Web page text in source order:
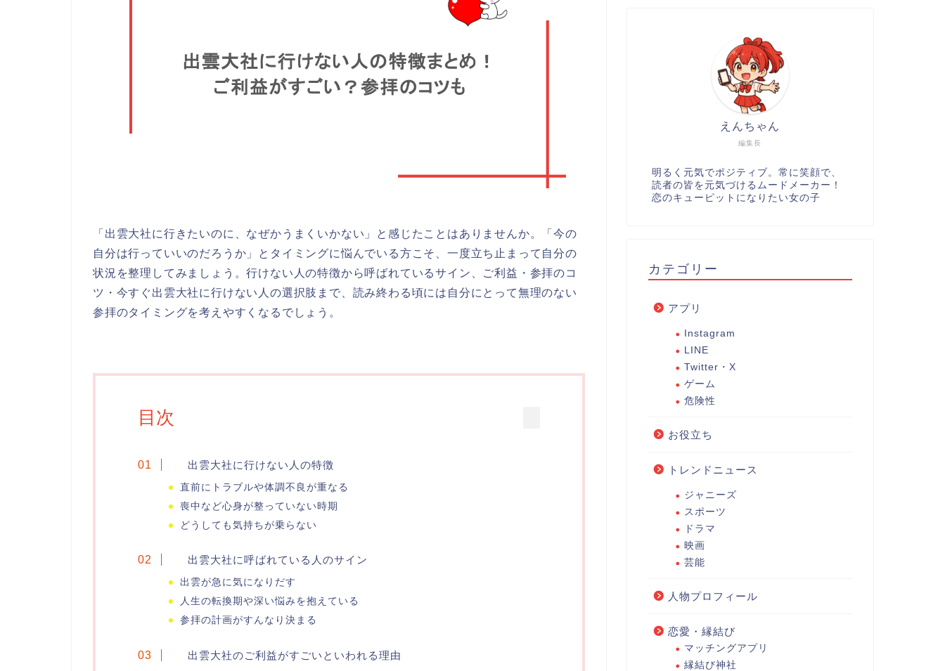
「出雲大社に行きたいのに、なぜかうまくいかない」と感じたことはありませんか。「今の
自分は行っていいのだろうか」とタイミングに悩んでいる方こそ、一度立ち止まって自分の
状況を整理してみましょう。行けない人の特徴から呼ばれているサイン、ご利益・参拝のコ
ツ・今すぐ出雲大社に行けない人の選択肢まで、読み終わる頃には自分にとって無理のない
参拝のタイミングを考えやすくなるでしょう。
目次
出雲大社に行けない人の特徴
直前にトラブルや体調不良が重なる
喪中など心身が整っていない時期
どうしても気持ちが乗らない
出雲大社に呼ばれている人のサイン
出雲が急に気になりだす
人生の転換期や深い悩みを抱えている
参拝の計画がすんなり決まる
出雲大社のご利益がすごいといわれる理由
編集長
えんちゃん
明るく元気でポジティブ。常に笑顔で、
読者の皆を元気づけるムードメーカー！
恋のキューピットになりたい女の子
カテゴリー
アプリ
Instagram
LINE
Twitter・X
ゲーム
危険性
お役立ち
トレンドニュース
ジャニーズ
スポーツ
ドラマ
映画
芸能
人物プロフィール
恋愛・縁結び
マッチングアプリ
縁結び神社